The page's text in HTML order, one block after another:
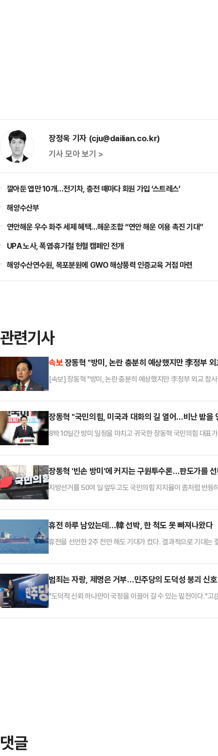
장정욱 기자 (cju@dailian.co.kr)
기사 모아 보기 >
깔아둔 앱만 10개…전기차, 충전 때마다 회원 가입 ‘스트레스’
해양수산부
연안해운 우수 화주 세제 혜택…해운조합 “연안 해운 이용 촉진 기대”
UPA 노사, 폭염·휴가철 헌혈 캠페인 전개
해양수산연수원, 목포분원에 GWO 해상풍력 인증교육 거점 마련
관련기사
속보장동혁 "방미, 논란 충분히 예상했지만 李정부
[속보] 장동혁 "방미, 논란 충분히 예상했지만 李정부 외교 참
장동혁 "국민의힘, 미국과 대화의 길 열어…비난 받을
8박 10일간 방미 일정을 마치고 귀국한 장동혁 국민의힘 대표
미국 정부 주요 인사들을 만나 통상 협상 등 산적한 경제 현안
같이 밝혔다.장 대표는 "헤리티지 재단, 미국국제공화연구소
"국민의힘이 미국과…
장동혁 '빈손 방미'에 커지는 구원투수론…판도가를
지방선거를 50여 일 앞두고도 국민의힘 지지율이 좀처럼 반
는 사실상 마지막 카드로 선대위원장 역할이 부각되면서 누가
다.오세훈 서울특별시장은 19일 서울 종로구의 한 식당에서
독립 선대위를 꾸렸다.오…
휴전 하루 남았는데…韓 선박, 한 척도 못 빠져나왔다
휴전을 선언한 2주 전만 해도 기대가 컸다. 결과적으로 기대
국 선박은 여전히 전장에서 벗어나지 못하고 있다.지난 8일 체
아가 종전을 기대하기에는 상황이 좋지 않다. 미국은 휴전 기
행위는 휴…
범죄는 자랑, 제명은 거부…민주당의 도덕성 붕괴 신
"도덕적 신뢰 하나만이 국정을 이끌어 갈 수 있는 밑천이다."
밑천이 바닥을 드러낸 정도가 아니라 아예 금고 문이 열려 있
댓글